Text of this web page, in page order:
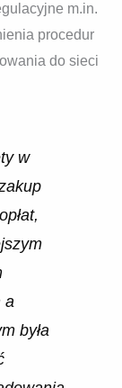
m.in.
procedur
do sieci
w
a
była